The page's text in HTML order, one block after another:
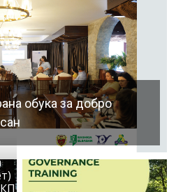
обука за добро